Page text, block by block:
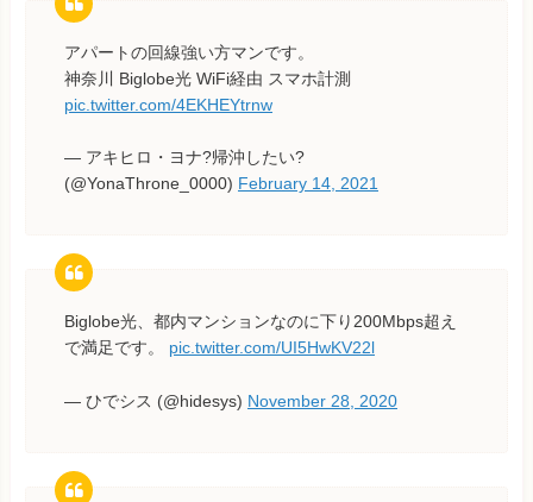
アパートの回線強い方マンです。
神奈川 Biglobe光 WiFi経由 スマホ計測
pic.twitter.com/4EKHEYtrnw
— アキヒロ・ヨナ?帰沖したい?
(@YonaThrone_0000) February 14, 2021
Biglobe光、都内マンションなのに下り200Mbps超え
で満足です。 pic.twitter.com/UI5HwKV22l
— ひでシス (@hidesys) November 28, 2020